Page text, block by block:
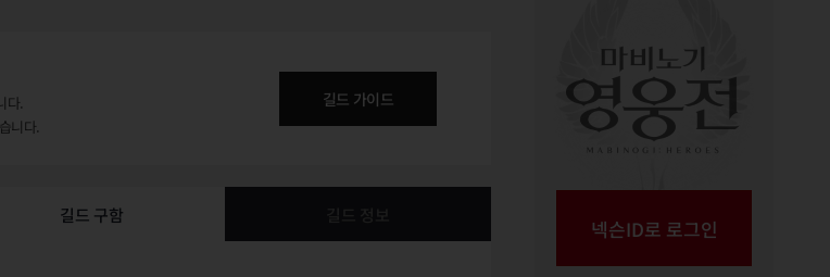
다.
니다.
길드 가이드
길드 구함
넥슨ID로 로그인